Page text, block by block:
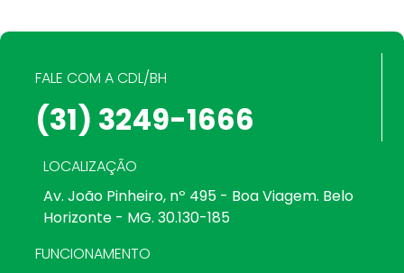
FALE COM A CDL/BH
(31) 3249-1666
LOCALIZAÇÃO
Av. João Pinheiro, nº 495 - Boa Viagem. Belo
Horizonte - MG. 30.130-185
FUNCIONAMENTO